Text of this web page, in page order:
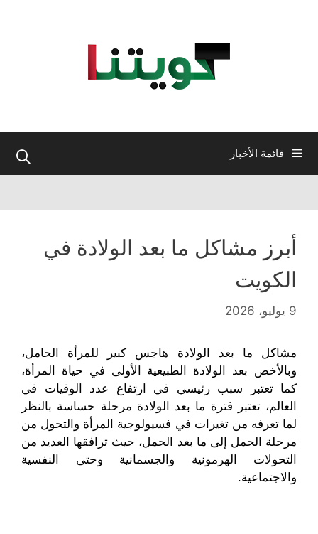
قائمة الأخبار
أبرز مشاكل ما بعد الولادة في
الكويت
9 يوليو، 2026
مشاكل ما بعد الولادة هاجس كبير للمرأة الحامل،
وبالأخص بعد الولادة الطبيعية الأولى في حياة المرأة،
كما تعتبر سبب رئيسي في ارتفاع عدد الوفيات في
العالم،تعتبر فترة ما بعد الولادة مرحلة حساسة بالنظر
لما تعرفه من تغيرات في فسيولوجية المرأة والتحول من
مرحلة الحمل إلى ما بعد الحمل، حيث ترافقها العديد من
التحولات الهرمونية والجسمانية وحتى النفسية
والاجتماعية.